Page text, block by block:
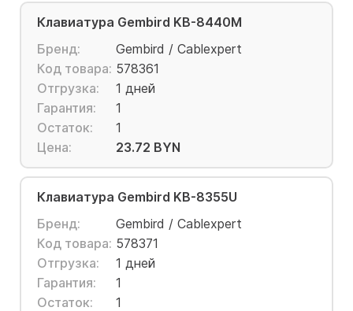
Клавиатура Gembird KB-8440M
Бренд:
Gembird / Cablexpert
Код товара: 578361
Отгрузка:
1 дней
Гарантия:
1
Остаток:
1
Цена:
23.72 BYN
Клавиатура Gembird KB-8355U
Бренд:
Gembird / Cablexpert
Код товара: 578371
Отгрузка:
1 дней
Гарантия:
1
Остаток:
1